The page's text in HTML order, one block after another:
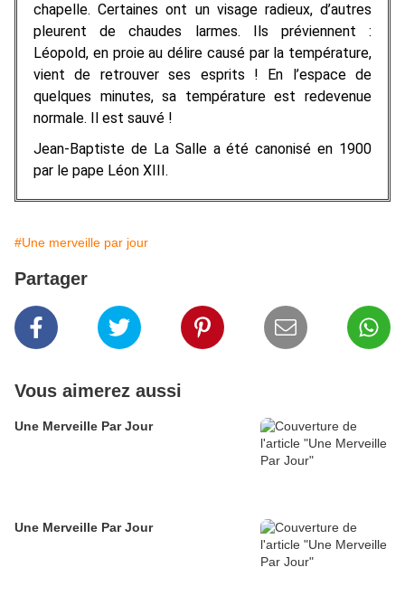
chapelle. Certaines ont un visage radieux, d’autres
pleurent de chaudes larmes. Ils préviennent :
Léopold, en proie au délire causé par la température,
vient de retrouver ses esprits ! En l’espace de
quelques minutes, sa température est redevenue
normale. Il est sauvé !
Jean-Baptiste de La Salle a été canonisé en 1900
par le pape Léon XIII.
#Une merveille par jour
Partager
Vous aimerez aussi
Une Merveille Par Jour
Une Merveille Par Jour